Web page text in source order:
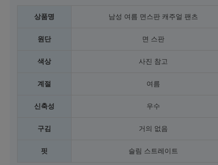
상품명 남성 여름 면스판 캐주얼 팬츠
원단 면 스판
색상 사진 참고
계절 여름
신축성 우수
구김 거의 없음
핏 슬림 스트레이트